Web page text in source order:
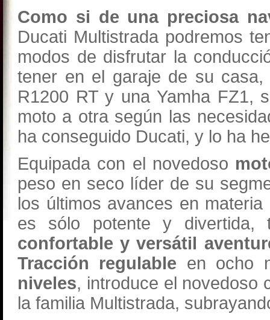
Como si de una preciosa
Ducati Multistrada podremos
modos de disfrutar la
tener en el garaje de su
R1200 RT y una Yamha FZ1,
moto a otra según las
ha conseguido Ducati, y lo ha
Equipada con el novedoso
peso en seco líder de su
los últimos avances en
es sólo potente y divertida,
confortable y versátil
Tracción regulable en ocho
niveles, introduce el novedoso
la familia Multistrada,